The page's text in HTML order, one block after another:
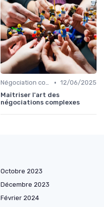
Négociation contrats • 12/06/2025
Maîtriser l'art des
négociations complexes
Octobre 2023
Décembre 2023
Février 2024